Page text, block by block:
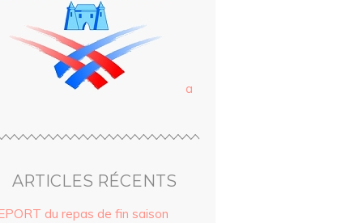
a
ARTICLES RÉCENTS
du repas de fin saison